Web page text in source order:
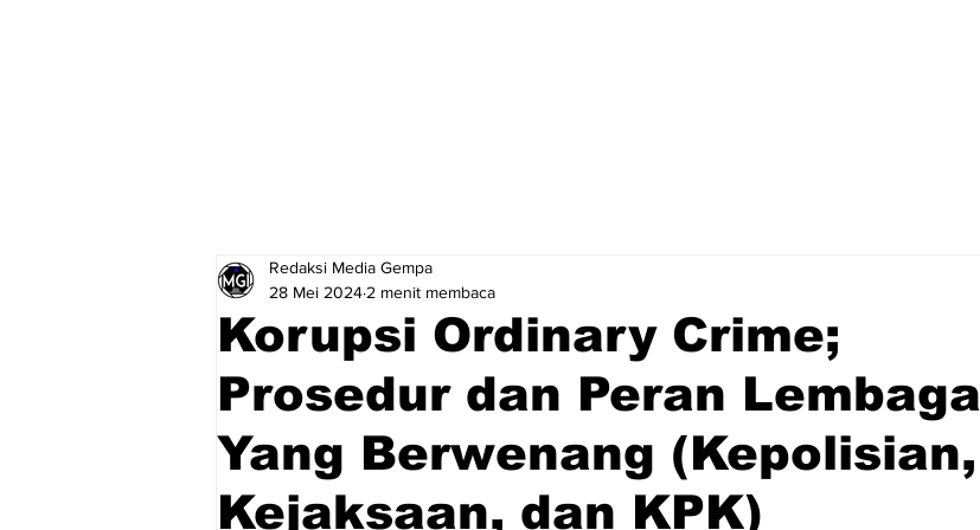
Korupsi Ordinary Crime;
Prosedur dan Peran Lembaga
Yang Berwenang (Kepolisian,
Kejaksaan, dan KPK)
Redaksi Media Gempa
28 Mei 2024 2 menit membaca